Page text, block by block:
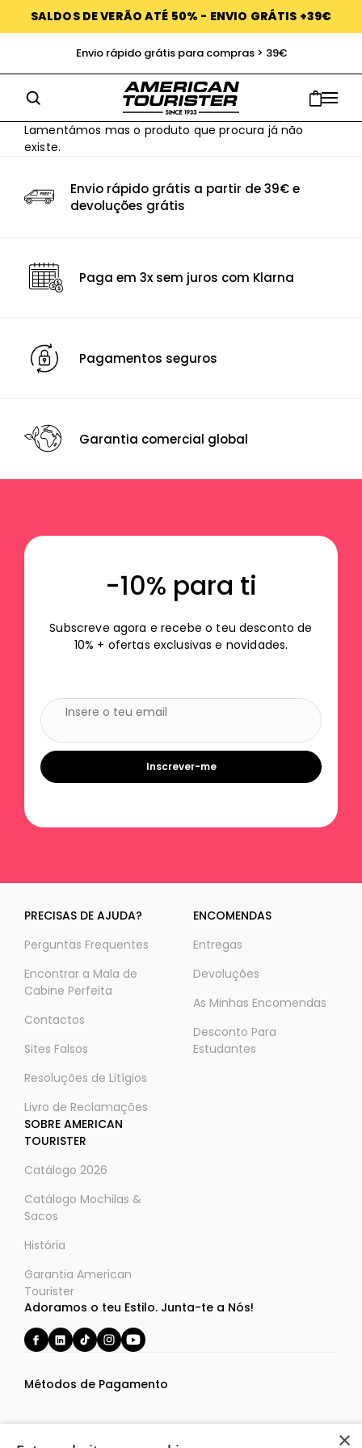
SALDOS DE VERÃO ATÉ 50% - ENVIO GRÁTIS +39€
Envio rápido grátis para compras > 39€
Lamentámos mas o produto que procura já não
existe.
Envio rápido grátis a partir de 39€ e
devoluções grátis
Paga em 3x sem juros com Klarna
Pagamentos seguros
Garantia comercial global
-10% para ti
Subscreve agora e recebe o teu desconto de
10% + ofertas exclusivas e novidades.
Inscrever-me
PRECISAS DE AJUDA?
Perguntas Frequentes
Encontrar a Mala de
Cabine Perfeita
Contactos
Sites Falsos
Resoluções de Litígios
Livro de Reclamações
ENCOMENDAS
Entregas
Devoluções
As Minhas Encomendas
Desconto Para
Estudantes
SOBRE AMERICAN
TOURISTER
Catálogo 2026
Catálogo Mochilas &
Sacos
História
Garantia American
Tourister
Adoramos o teu Estilo. Junta-te a Nós!
Métodos de Pagamento
×